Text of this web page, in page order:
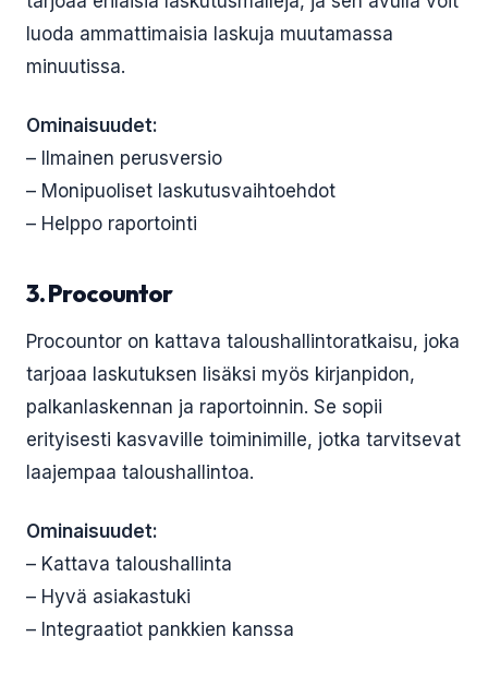
luoda ammattimaisia laskuja muutamassa
minuutissa.
Ominaisuudet:
– Ilmainen perusversio
– Monipuoliset laskutusvaihtoehdot
– Helppo raportointi
3. Procountor
Procountor on kattava taloushallintoratkaisu, joka
tarjoaa laskutuksen lisäksi myös kirjanpidon,
palkanlaskennan ja raportoinnin. Se sopii
erityisesti kasvaville toiminimille, jotka tarvitsevat
laajempaa taloushallintoa.
Ominaisuudet:
– Kattava taloushallinta
– Hyvä asiakastuki
– Integraatiot pankkien kanssa